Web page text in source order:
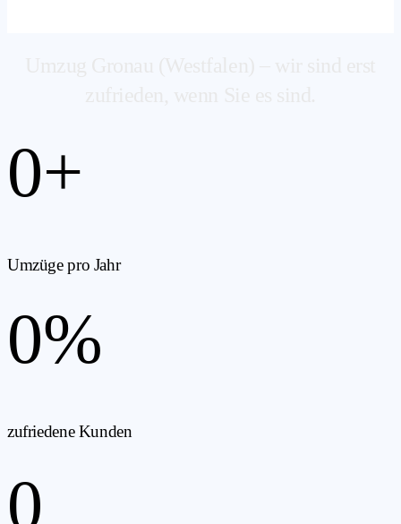
0+
Umzüge pro Jahr
0%
zufriedene Kunden
0